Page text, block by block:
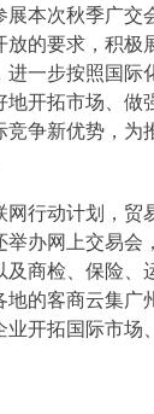
展本次秋季广交
放的要求，积极
进一步按照国际
地开拓市场、做
竞争新优势，为
行动计划，贸
举办网上交易会
及商检、保险、
地的客商云集广
开拓国际市场